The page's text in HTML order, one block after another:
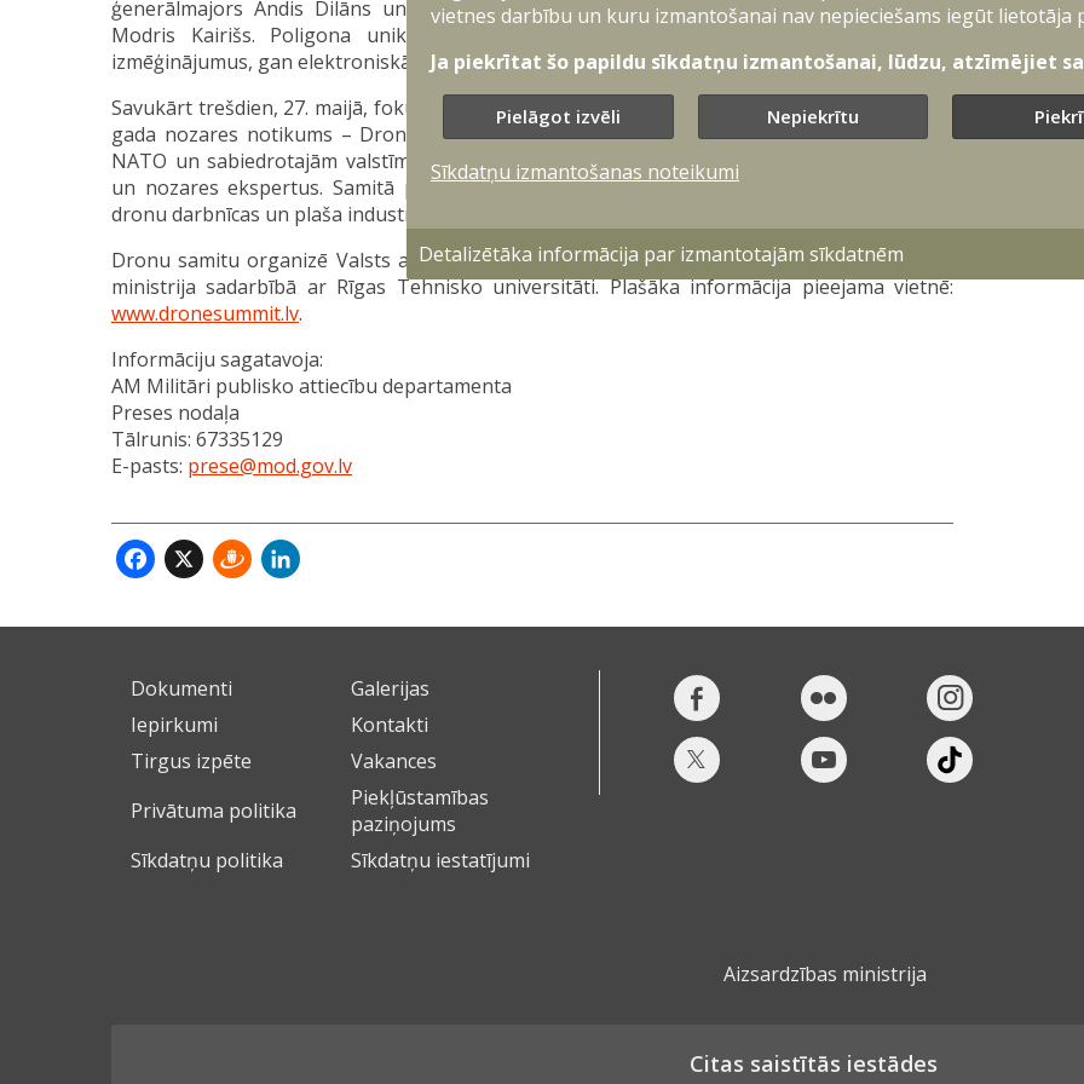
ģenerālmajors Andis Dilāns un Autonomo sistēmu kompetences centra vadītājs majors
Modris Kairišs. Poligona unikālā testa vide ļauj veikt gan ātrgaitas pārtvērējdronu
izmēģinājumus, gan elektroniskās karadarbības eksperimentus atklātā apvidū.
Savukārt trešdien, 27. maijā, fokuss pārcelsies uz galvaspilsētu, kur norisināsies galvenais šī
gada nozares notikums – Dronu samits. Tas vienuviet pulcēs līdz pat 2000 dalībnieku no
NATO un sabiedrotajām valstīm, tostarp starptautiskās Dronu koalīcijas politiskos līderus
un nozares ekspertus. Samitā plānotas paneļdiskusijas, uzņēmēju sadarbības aktivitātes,
dronu darbnīcas un plaša industrijas izstāde.
Dronu samitu organizē Valsts aizsardzības loģistikas un iepirkumu centrs un Aizsardzības
ministrija sadarbībā ar Rīgas Tehnisko universitāti. Plašāka informācija pieejama vietnē:
www.dronesummit.lv.
Informāciju sagatavoja:
AM Militāri publisko attiecību departamenta
Preses nodaļa
Tālrunis: 67335129
E-pasts: prese@mod.gov.lv
Facebook
X Draugiem
Dokumenti
Galerijas
Iepirkumi
Kontakti
Tirgus izpēte
Vakances
Privātuma politika
Piekļūstamības
paziņojums
Sīkdatņu politika
Sīkdatņu iestatījumi
Aizsardzības ministrija
Citas saistītās iestādes
vietnes darbību un kuru izmantošanai nav nepieciešams iegūt lietotāja
Ja piekrītat šo papildu sīkdatņu izmantošanai, lūdzu, atzīmējiet
Pielāgot izvēli Nepiekrītu
Sīkdatņu izmantošanas noteikumi
Detalizētāka informācija par izmantotajām sīkdatnēm